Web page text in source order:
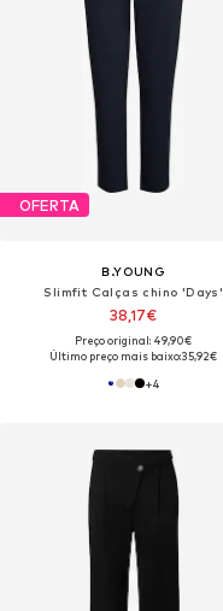
OFERTA
B.YOUNG
Slimfit Calças chino 'Days'
38,17€
Preço original: 49,90€
Último preço mais baixo:35,92€
+4